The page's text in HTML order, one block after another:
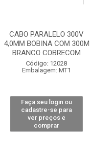
CABO PARALELO 300V
4,0MM BOBINA COM 300M
BRANCO COBRECOM
Código: 12028
Embalagem: MT1
Faça seu login ou
cadastre-se para
ver preços e
comprar